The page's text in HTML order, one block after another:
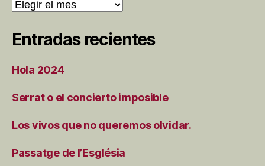
Archivos
Entradas recientes
Hola 2024
Serrat o el concierto imposible
Los vivos que no queremos olvidar.
Passatge de l’Església